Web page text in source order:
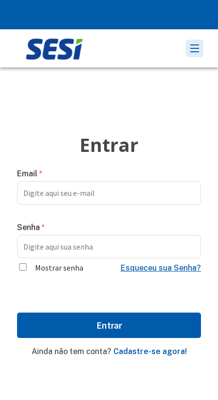
Entrar
Email
Senha
Mostrar senha Esqueceu sua Senha?
Ainda não tem conta? Cadastre-se agora!